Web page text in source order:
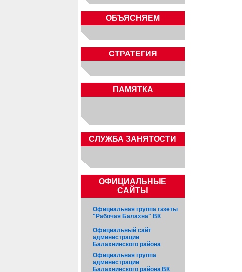
ОБЪЯСНЯЕМ
СТРАТЕГИЯ
ПАМЯТКА
CЛУЖБА ЗАНЯТОСТИ
ОФИЦИАЛЬНЫЕ
САЙТЫ
Официальная группа газеты
"Рабочая Балахна" ВК
Официальный сайт
администрации
Балахнинского района
Официальная группа
администрации
Балахнинского района ВК